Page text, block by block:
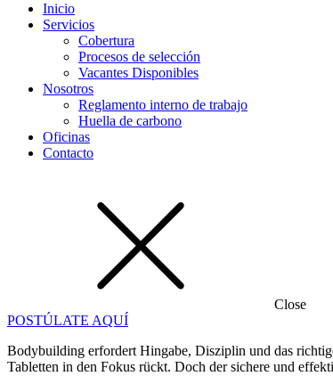
Inicio
Servicios
Cobertura
Procesos de selección
Vacantes Disponibles
Nosotros
Reglamento interno de trabajo
Huella de carbono
Oficinas
Contacto
Close
POSTÚLATE AQUÍ
Bodybuilding erfordert Hingabe, Disziplin und das
Tabletten in den Fokus rückt. Doch der sichere und